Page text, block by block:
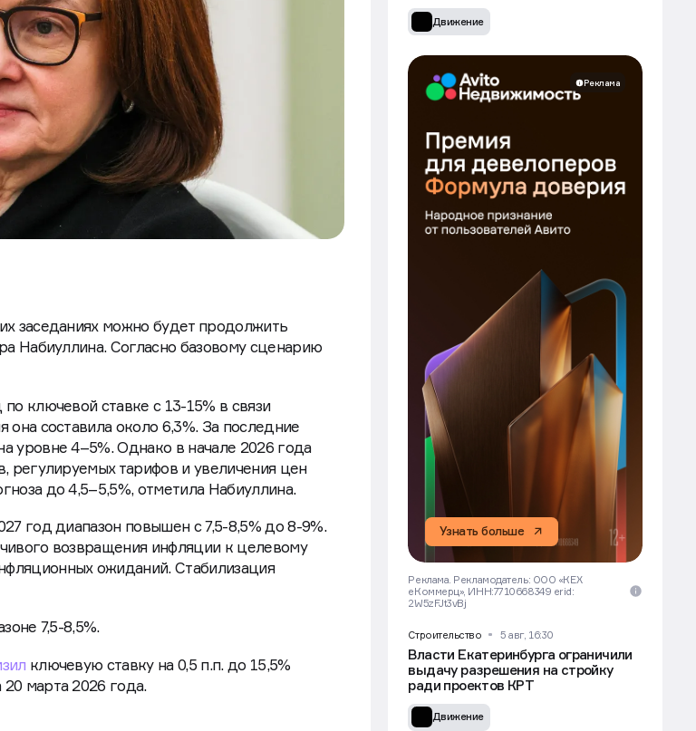
заседаниях можно будет продолжить
Набиуллина. Согласно базовому сценарию
ключевой ставке с 13-15% в связи
составила около 6,3%. За последние
уровне 4–5%. Однако в начале 2026 года
регулируемых тарифов и увеличения цен
до 4,5–5,5%, отметила Набиуллина.
год диапазон повышен с 7,5-8,5% до 8-9%.
возвращения инфляции к целевому
ожиданий. Стабилизация
7,5-8,5%.
ключевую ставку на 0,5 п.п. до 15,5%
марта 2026 года.
Движение
Реклама
Узнать больше
Реклама. Рекламодатель: ООО «КЕХ
еКоммерц», ИНН:7710668349 erid:
2W5zFJt3vBj
Строительство 5 авг, 16:30
Власти Екатеринбурга ограничили
выдачу разрешения на стройку
ради проектов КРТ
Движение